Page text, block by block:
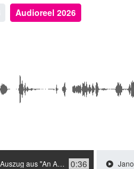
Audioreel 2026
Auszug aus "An Alien Story" - deutsch - Vater - Rasmus Max Wirth / 2018 / Role: Vater 0:36 Janosch - Auszug aus: